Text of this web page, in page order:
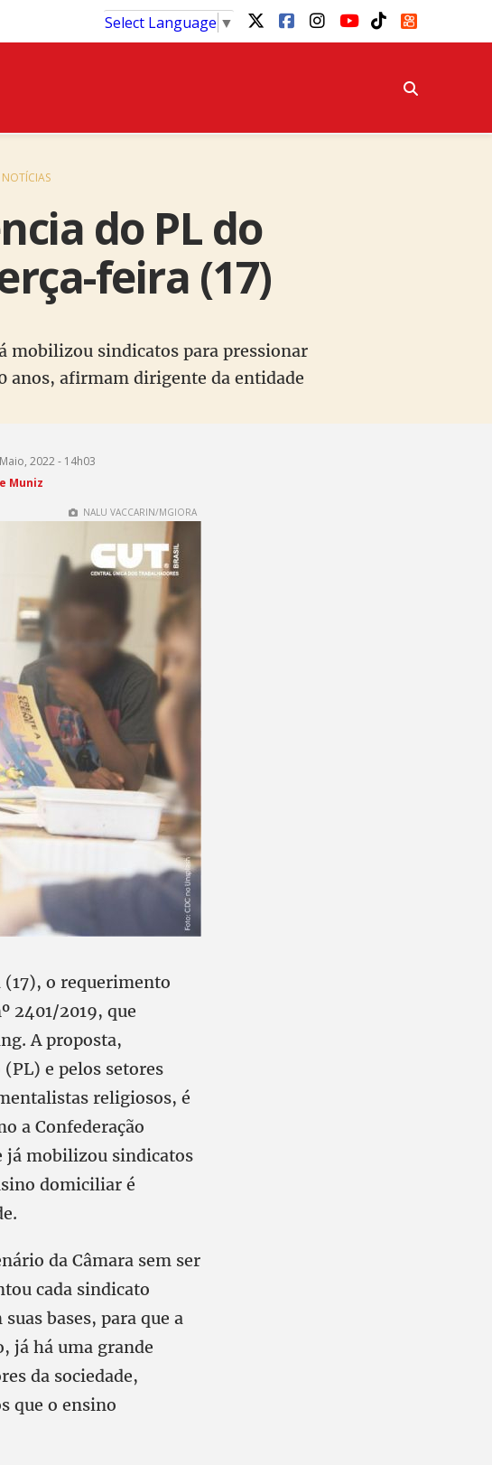
Select Language ▼
NOTÍCIAS
do PL do
feira (17)
mobilizou sindicatos para pressionar
anos, afirmam dirigente da entidade
2022 - 14h03
Muniz
NALU VACCARIN/MGIORA
(17), o requerimento
2401/2019, que
A proposta,
e pelos setores
religiosos, é
a Confederação
já mobilizou sindicatos
domiciliar é
da Câmara sem ser
cada sindicato
bases, para que a
já há uma grande
da sociedade,
que o ensino